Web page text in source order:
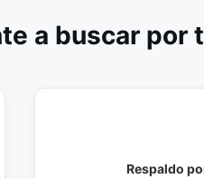
a buscar por
Respaldo